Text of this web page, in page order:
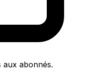
aux abonnés.